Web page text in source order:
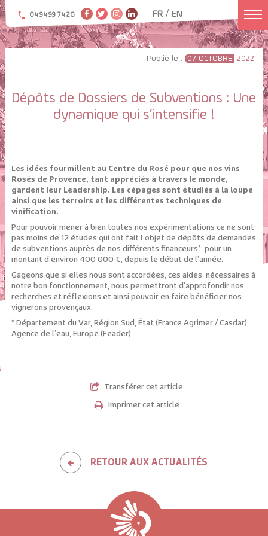
04 94 99 74 20 FR / EN
Publié le : 07 OCTOBRE 2022
Dépôts de Dossiers de Subventions : Une
dynamique qui s’intensifie !
Les idées fourmillent au Centre du Rosé pour que nos vins
Rosés de Provence, tant appréciés à travers le monde,
gardent leur Leadership. Les cépages sont étudiés à la loupe
ainsi que les terroirs et les différentes techniques de
vinification.
Pour pouvoir mener à bien toutes nos expérimentations ce ne sont
pas moins de 12 études qui ont fait l’objet de dépôts de demandes
de subventions auprès de nos différents financeurs*, pour un
montant d’environ 400 000 €, depuis le début de l’année.
Gageons que si elles nous sont accordées, ces aides, nécessaires à
notre bon fonctionnement, nous permettront d’approfondir nos
recherches et réflexions et ainsi pouvoir en faire bénéficier nos
vignerons provençaux.
* Département du Var, Région Sud, État (France Agrimer / Casdar),
Agence de l’eau, Europe (Feader)
Transférer cet article
Imprimer cet article
RETOUR AUX ACTUALITÉS